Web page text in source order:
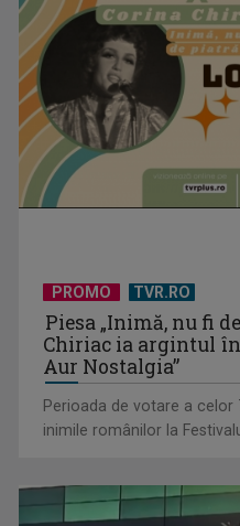
Visul începe la „Vedeta
pentru sezonul 9
David Popovici atacă o
direct şi în ...
PROMO TVR.RO
Piesa „Inimă, nu fi
Chiriac ia argintul în
Aur Nostalgia”
Perioada de votare a
inimile românilor la